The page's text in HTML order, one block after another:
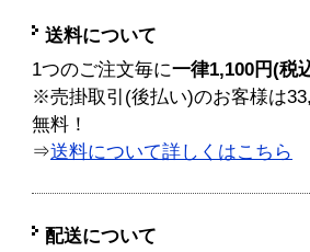
送料について
1つのご注文毎に一律1,100円(税
※売掛取引(後払い)のお客様は
無料！
⇒送料について詳しくはこちら
配送について